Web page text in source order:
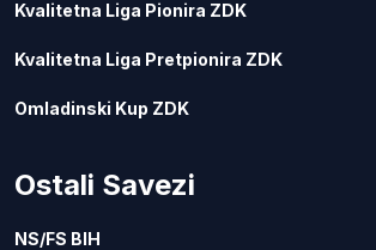
Kvalitetna Liga Pionira ZDK
Kvalitetna Liga Pretpionira ZDK
Omladinski Kup ZDK
Ostali Savezi
NS/FS BIH